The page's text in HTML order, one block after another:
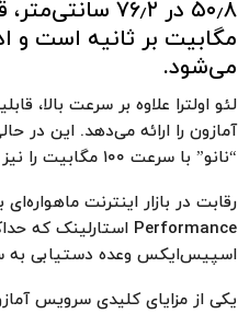
مگابیت بر ثانیه است و
می‌شود.
لئو اولترا علاوه بر سرعت
“نانو” با سرعت ۱۰۰ مگابیت را نیز در سبد محصولات خود دارد.
رقابت در بازار اینترنت
اسپیس‌ایکس وعده دستیابی به
یکی از مزایای کلیدی سرویس